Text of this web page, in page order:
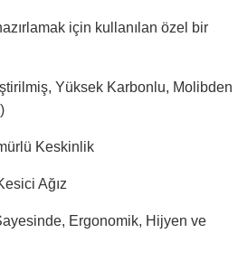
için kullanılan özel bir
Yüksek Karbonlu, Molibden
Keskinlik
Ağız
Ergonomik, Hijyen ve